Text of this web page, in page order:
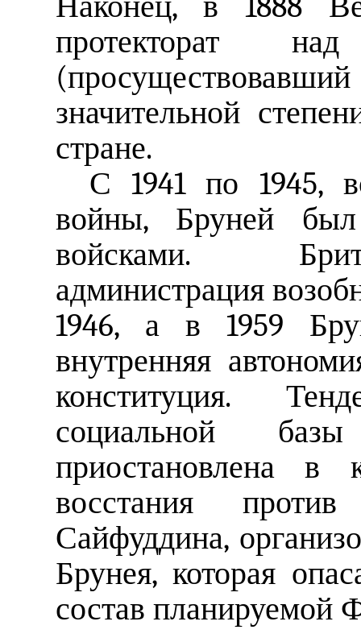
протекторат
значительной
стране.
С 1941 по 1945,
войны, Бруней был
войсками.
администрация
1946, а в 1959
внутренняя
конституция.
социальной
приостановлена в
восстания
Сайфуддина,
Брунея, которая
состав планируемой